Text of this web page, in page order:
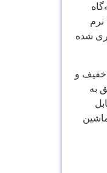
شده
خفیف و
این طریق به